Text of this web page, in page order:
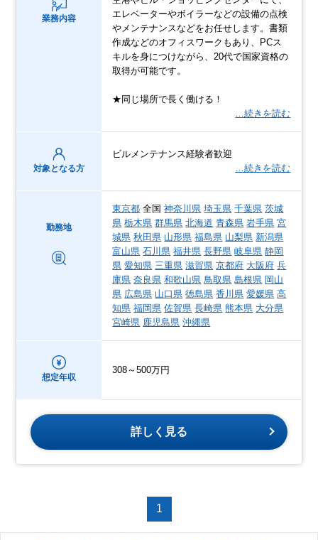
業務内容
エレベーターやボイラーなどの設備の点検
やメンテナンスなどをお任せします。書類
作成などのオフィスワークもあり、PCス
キルを身につけながら、20代で国家資格の
取得が可能です。
★同じ場所で長く働ける！
…続きを読む
対象となる方
ビルメンテナンス経験者歓迎
…続きを読む
勤務地
東京都 全国神奈川県 埼玉県 千葉県 茨城
県 栃木県 群馬県 北海道 青森県 岩手県 宮
城県 秋田県 山形県 福島県 山梨県 新潟県
富山県 石川県 福井県 長野県 岐阜県 静岡
県 愛知県 三重県 滋賀県 京都府 大阪府 兵
庫県 奈良県 和歌山県 鳥取県 島根県 岡山
県 広島県 山口県 徳島県 香川県 愛媛県 高
知県 福岡県 佐賀県 長崎県 熊本県 大分県
宮崎県 鹿児島県 沖縄県
想定年収
308～500万円
詳しく見る
1